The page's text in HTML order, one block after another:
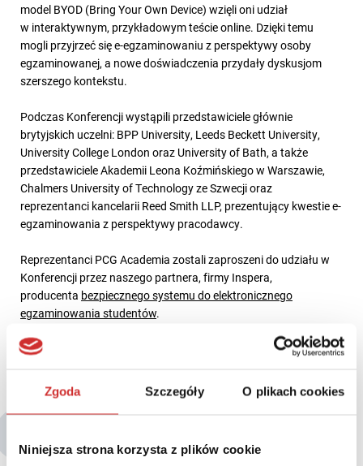
Zgoda Szczegóły O plikach cookies
Niniejsza strona korzysta z plików cookie
model BYOD (Bring Your Own Device) wzięli oni udział
w interaktywnym, przykładowym teście online. Dzięki temu
mogli przyjrzeć się e-egzaminowaniu z perspektywy osoby
egzaminowanej, a nowe doświadczenia przydały dyskusjom
szerszego kontekstu.
Podczas Konferencji wystąpili przedstawiciele głównie
brytyjskich uczelni: BPP University, Leeds Beckett University,
University College London oraz University of Bath, a także
przedstawiciele Akademii Leona Koźmińskiego w Warszawie,
Chalmers University of Technology ze Szwecji oraz
reprezentanci kancelarii Reed Smith LLP, prezentujący kwestie e-
egzaminowania z perspektywy pracodawcy.
Reprezentanci PCG Academia zostali zaproszeni do udziału w
Konferencji przez naszego partnera, firmy Inspera,
producenta bezpiecznego systemu do elektronicznego
egzaminowania studentów.